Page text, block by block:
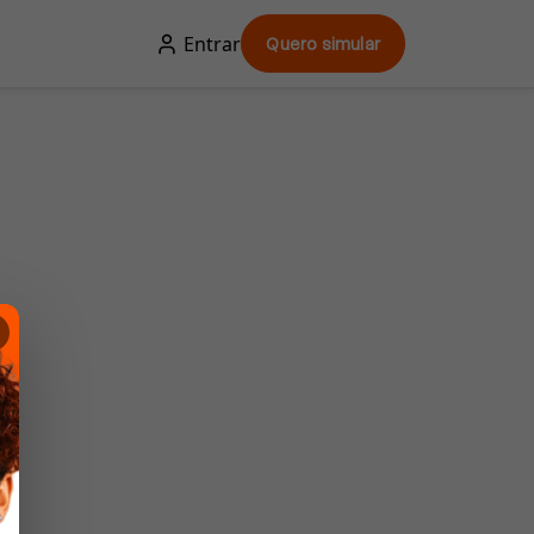
Entrar Quero simular